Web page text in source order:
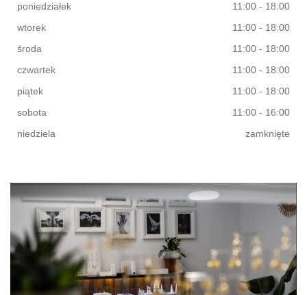
poniedziałek
11:00 - 18:00
wtorek
11:00 - 18:00
środa
11:00 - 18:00
czwartek
11:00 - 18:00
piątek
11:00 - 18:00
sobota
11:00 - 16:00
niedziela
zamknięte